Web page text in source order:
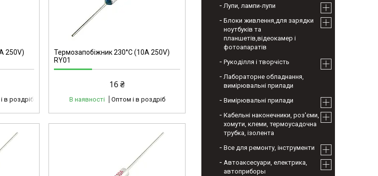
250V)
в роздріб
Термозапобіжник 230°C (10А 250V)
RY01
16 ₴
В наявності Оптом і в роздріб
Лупи, лампи-лупи
Блоки живлення,для зарядки
ноутбуків та
планшетів,відеокамер і
фотоапаратів
Рукоділля і творчість
Лабораторне обладнання,
вимірювальні прилади
Вимірювальні прилади
Кабельні наконечники, роз'єми,
хомути, клеми, термоусадочна
трубка, ізолента
Все для ремонту, інструменти
Автоаксесуари, електрика,
автоприборы